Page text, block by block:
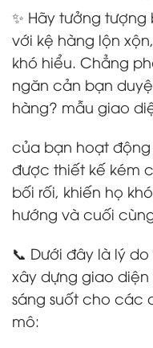
✨ Hãy tưởng
với kệ hàng lộn
khó hiểu. Chẳng
ngăn cản bạn
hàng? mẫu giao
của bạn hoạt
được thiết kế kém
bối rối, khiến họ
hướng và cuối
📞 Dưới đây là lý
xây dựng giao
sáng suốt cho các
mô: